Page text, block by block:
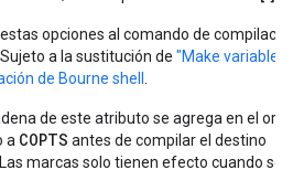
opciones al comando de
a la sustitución de "Make variable"
de Bourne shell
de este atributo se agrega en el
a COPTS antes de compilar el destino
marcas solo tienen efecto cuando se